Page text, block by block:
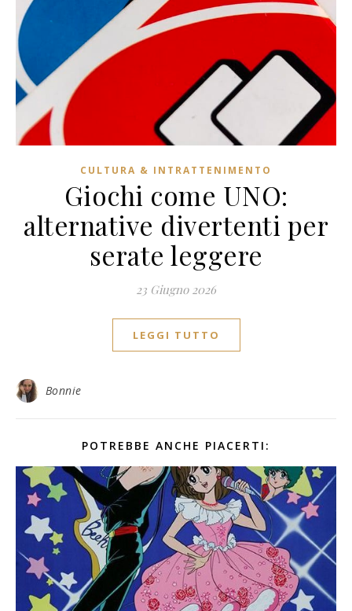
CULTURA & INTRATTENIMENTO
Giochi come UNO:
alternative divertenti per
serate leggere
23 Giugno 2026
LEGGI TUTTO
Bonnie
POTREBBE ANCHE PIACERTI: